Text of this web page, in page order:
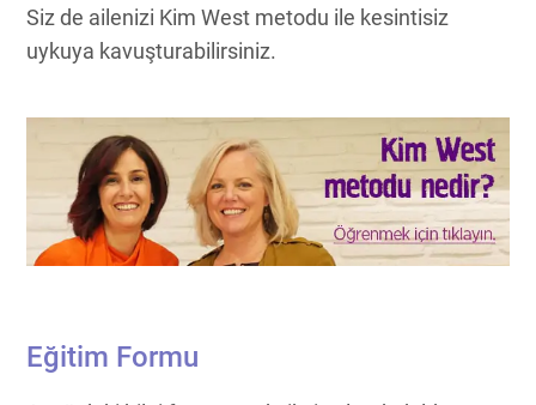
Siz de ailenizi Kim West metodu ile kesintisiz
uykuya kavuşturabilirsiniz.
Eğitim Formu